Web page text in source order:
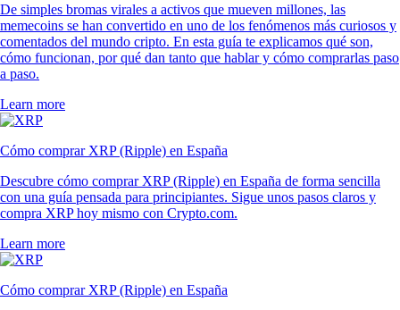
De simples bromas virales a activos que mueven millones, las
memecoins se han convertido en uno de los fenómenos más curiosos y
comentados del mundo cripto. En esta guía te explicamos qué son,
cómo funcionan, por qué dan tanto que hablar y cómo comprarlas paso
a paso.
Learn more
Cómo comprar XRP (Ripple) en España
Descubre cómo comprar XRP (Ripple) en España de forma sencilla
con una guía pensada para principiantes. Sigue unos pasos claros y
compra XRP hoy mismo con Crypto.com.
Learn more
Cómo comprar XRP (Ripple) en España